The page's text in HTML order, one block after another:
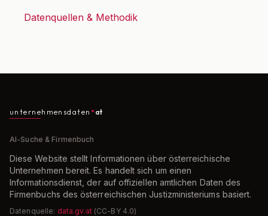
Datenquellen & Methodik
unternehmensdaten at
AI-Suche & Firmenbuch
Diese Website stellt Informationen über österreichische
Unternehmen bereit. Es handelt sich um einen
Informationsdienst, der auf offiziellen amtlichen Daten des
Firmenbuchs des österreichischen Justizministeriums basiert.
Datenquelle: data.gv.at (CC-BY 4.0)